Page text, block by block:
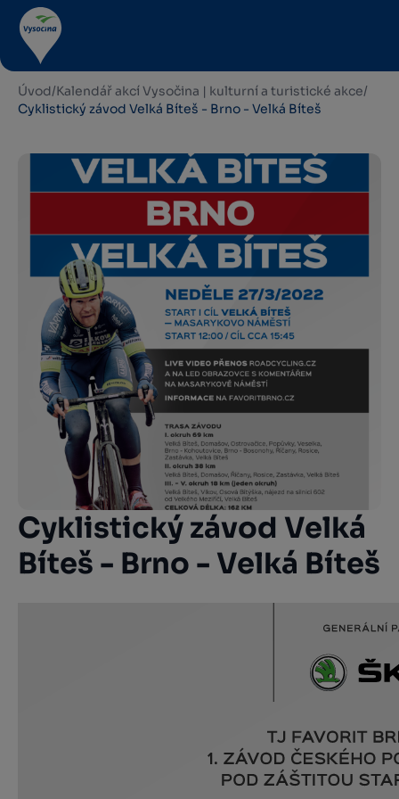
Úvod/Kalendář akcí Vysočina | kulturní a turistické akce/
Cyklistický závod Velká Bíteš - Brno - Velká Bíteš
Cyklistický závod Velká
Bíteš - Brno - Velká Bíteš